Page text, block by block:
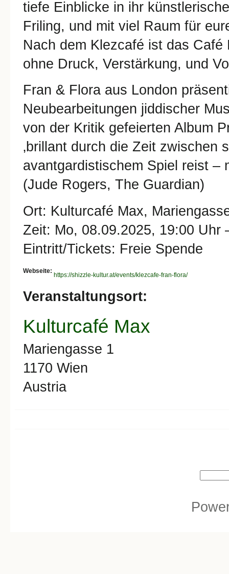
tiefe Einblicke in ihr
Friling, und mit viel Raum für
Nach dem Klezcafé ist das
ohne Druck, Verstärkung, und
Fran & Flora aus London
Neubearbeitungen jiddischer
von der Kritik gefeierten Album
‚brillant durch die Zeit zwischen
avantgardistischem Spiel reist –
(Jude Rogers, The Guardian)
Ort: Kulturcafé Max,
Zeit: Mo, 08.09.2025, 19:00 Uhr
Eintritt/Tickets: Freie Spende
Webseite:
https://shizzle-kultur.at/events/klezcafe-fran-flora/
Veranstaltungsort:
Kulturcafé Max
Mariengasse 1
1170 Wien
Austria